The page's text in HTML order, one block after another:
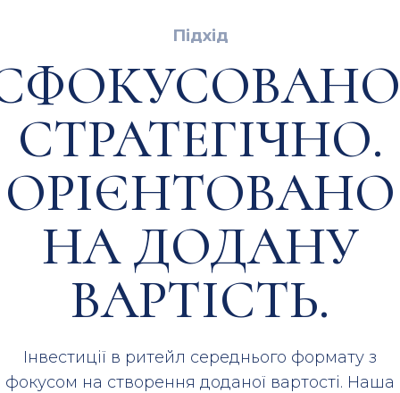
Підхід
СТРАТЕГІЧНО.
ОРІЄНТОВАНО
НА ДОДАНУ
ВАРТІСТЬ.
Інвестиції в ритейл середнього формату з
фокусом на створення доданої вартості. Наша